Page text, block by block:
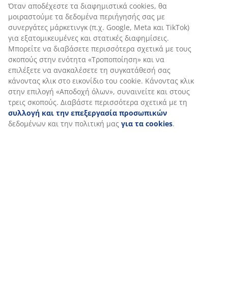
Όταν αποδέχεστε τα διαφημιστικά cookies, θα
μοιραστούμε τα δεδομένα περιήγησής σας με
συνεργάτες μάρκετινγκ (π.χ. Google, Meta και TikTok)
για εξατομικευμένες και στατικές διαφημίσεις.
Μπορείτε να διαβάσετε περισσότερα σχετικά με τους
σκοπούς στην ενότητα «Τροποποίηση» και να
επιλέξετε να ανακαλέσετε τη συγκατάθεσή σας
κάνοντας κλικ στο εικονίδιο του cookie. Κάνοντας κλικ
στην επιλογή «Αποδοχή όλων», συναινείτε και στους
τρεις σκοπούς. Διαβάστε περισσότερα σχετικά με τη
συλλογή και την επεξεργασία προσωπικών
δεδομένων και την πολιτική μας για τα cookies.